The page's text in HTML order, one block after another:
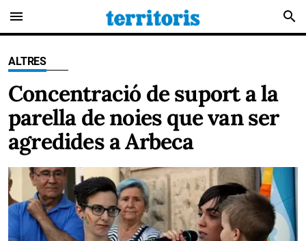
menu search
ALTRES
Concentració de suport a la
parella de noies que van ser
agredides a Arbeca